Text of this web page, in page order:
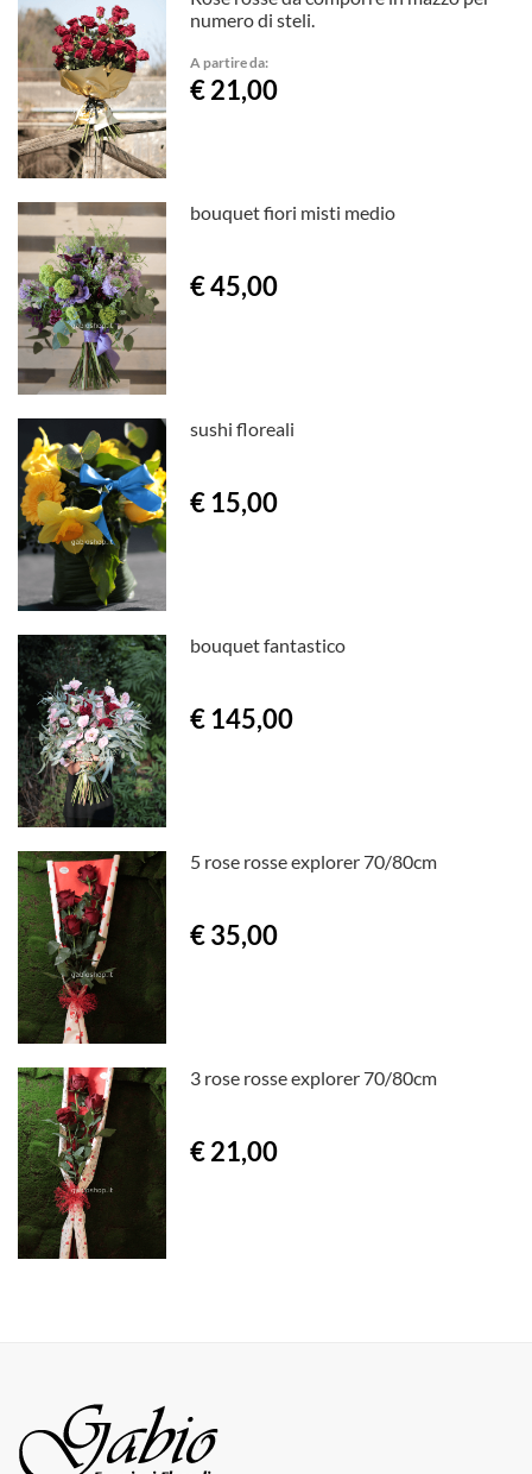
numero di steli.
A partire da:
€ 21,00
bouquet fiori misti medio
€ 45,00
sushi floreali
€ 15,00
bouquet fantastico
€ 145,00
5 rose rosse explorer 70/80cm
€ 35,00
3 rose rosse explorer 70/80cm
€ 21,00